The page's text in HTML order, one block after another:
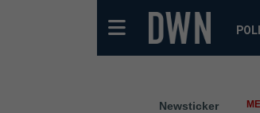
Newsticker